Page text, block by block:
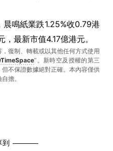
鳴紙業跌1.25%收0.79港
最新市值4.17億港元。
復制、轉載或以其他任何方式使用
”。新時空及授權的第三
不保證數據絕對正確。本內容僅供
擔。
到